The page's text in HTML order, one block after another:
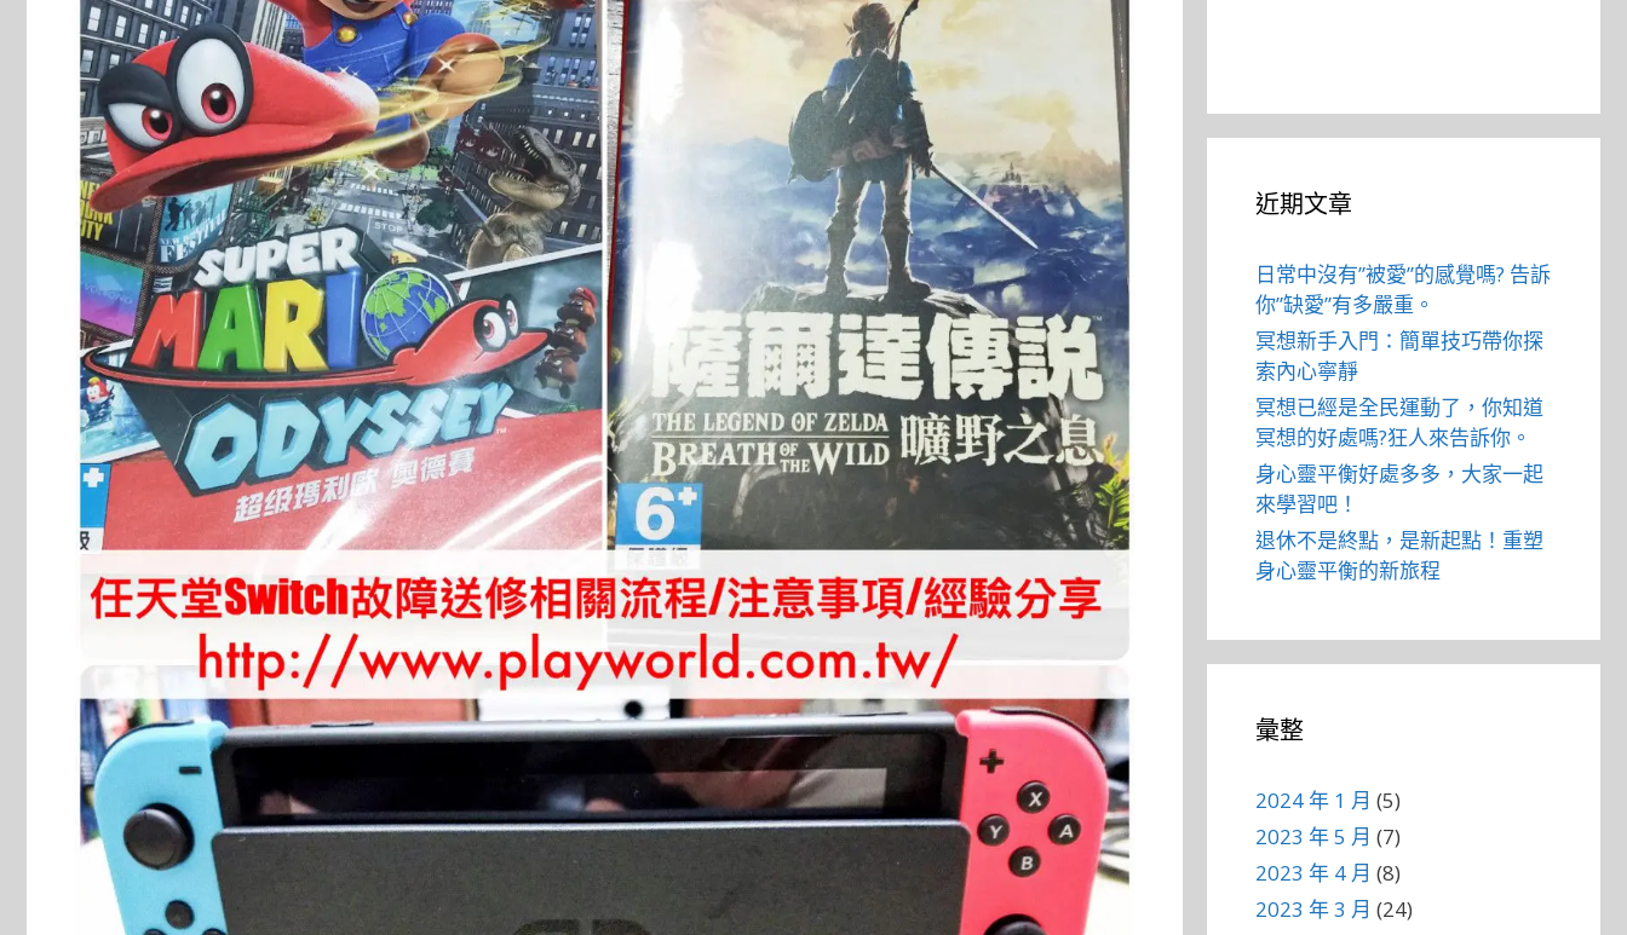
近期文章
日常中沒有”被愛”的感覺嗎? 告訴
你”缺愛”有多嚴重。
冥想新手入門：簡單技巧帶你探
索內心寧靜
冥想已經是全民運動了，你知道
冥想的好處嗎?狂人來告訴你。
身心靈平衡好處多多，大家一起
來學習吧！
退休不是終點，是新起點！重塑
身心靈平衡的新旅程
彙整
2024 年 1 月 (5)
2023 年 5 月 (7)
2023 年 4 月 (8)
2023 年 3 月 (24)